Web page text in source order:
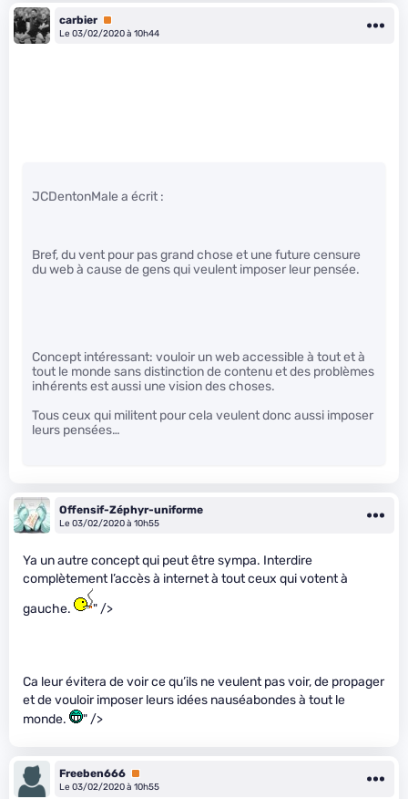
carbier Premium
Le 03/02/2020 à 10h44
JCDentonMale a écrit :
Bref, du vent pour pas grand chose et une future censure
du web à cause de gens qui veulent imposer leur pensée.
Concept intéressant: vouloir un web accessible à tout et à
tout le monde sans distinction de contenu et des problèmes
inhérents est aussi une vision des choses.
Tous ceux qui militent pour cela veulent donc aussi imposer
leurs pensées…
Offensif-Zéphyr-uniforme
Le 03/02/2020 à 10h55
Ya un autre concept qui peut être sympa. Interdire
complètement l’accès à internet à tout ceux qui votent à
gauche.
" />
Ca leur évitera de voir ce qu’ils ne veulent pas voir, de propager
et de vouloir imposer leurs idées nauséabondes à tout le
monde.
" />
Freeben666 Premium
Le 03/02/2020 à 10h55